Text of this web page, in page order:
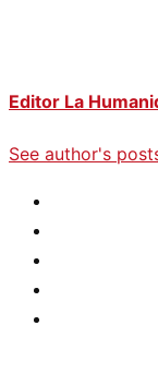
Editor La
See author's